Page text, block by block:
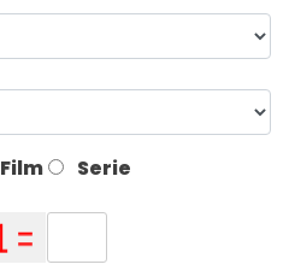
Film Serie